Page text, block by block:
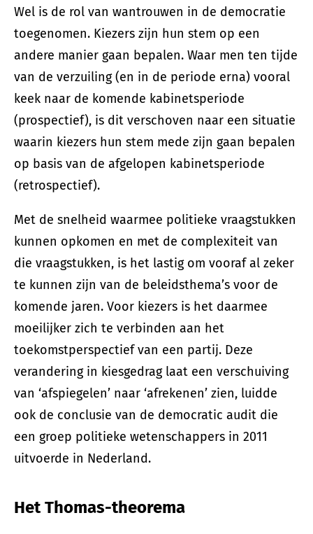
Wel is de rol van wantrouwen in de democratie
toegenomen. Kiezers zijn hun stem op een
andere manier gaan bepalen. Waar men ten tijde
van de verzuiling (en in de periode erna) vooral
keek naar de komende kabinetsperiode
(prospectief), is dit verschoven naar een situatie
waarin kiezers hun stem mede zijn gaan bepalen
op basis van de afgelopen kabinetsperiode
(retrospectief).
Met de snelheid waarmee politieke vraagstukken
kunnen opkomen en met de complexiteit van
die vraagstukken, is het lastig om vooraf al zeker
te kunnen zijn van de beleidsthema’s voor de
komende jaren. Voor kiezers is het daarmee
moeilijker zich te verbinden aan het
toekomstperspectief van een partij. Deze
verandering in kiesgedrag laat een verschuiving
van ‘afspiegelen’ naar ‘afrekenen’ zien, luidde
ook de conclusie van de democratic audit die
een groep politieke wetenschappers in 2011
uitvoerde in Nederland.
Het Thomas-theorema